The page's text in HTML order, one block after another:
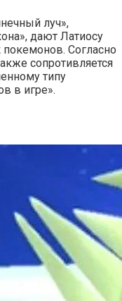
луч»,
дают Латиосу
Согласно
сопротивляется
типу
в игре».